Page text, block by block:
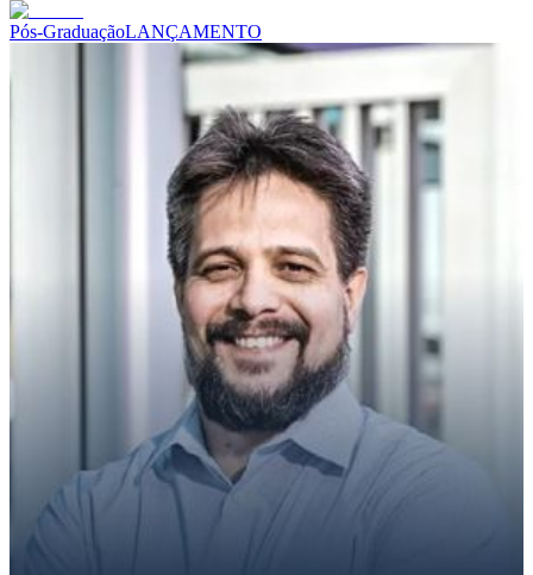
Pós-GraduaçãoLANÇAMENTO